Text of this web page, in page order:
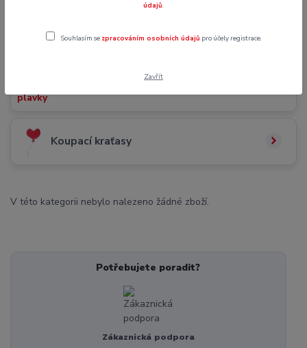
Koupací kraťasy
V této kategorii nebylo nalezeno žádné zboží.
Potřebujete poradit?
Zákaznická podpora
údajů.
Souhlasím se zpracováním osobních údajů pro účely registrace.
Zavřít